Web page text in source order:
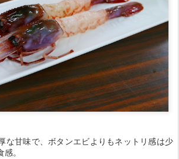
な甘味で、ボタンエビよりもネットリ感は少
。